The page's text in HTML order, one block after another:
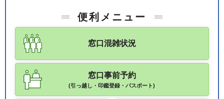
便利メニュー
窓口混雑状況
窓口事前予約
(引っ越し・印鑑登録・パスポート)